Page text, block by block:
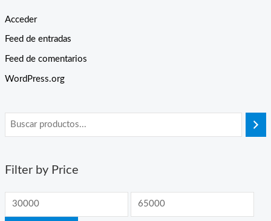
Acceder
Feed de entradas
Feed de comentarios
WordPress.org
Filter by Price